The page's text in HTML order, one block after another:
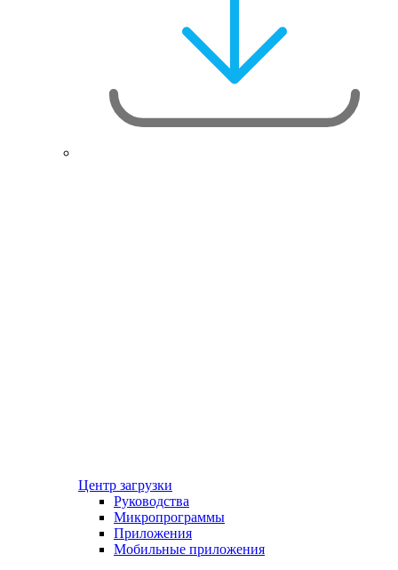
Центр загрузки
Руководства
Микропрограммы
Приложения
Мобильные приложения